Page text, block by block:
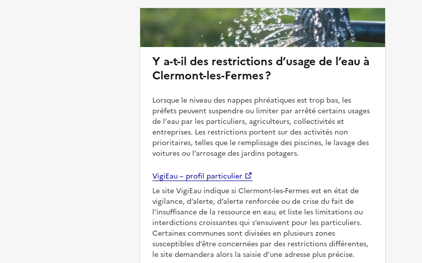
Y a-t-il des restrictions d’usage de l’eau à
Clermont-les-Fermes ?
Lorsque le niveau des nappes phréatiques est trop bas, les
préfets peuvent suspendre ou limiter par arrêté certains usages
de l'eau par les particuliers, agriculteurs, collectivités et
entreprises. Les restrictions portent sur des activités non
prioritaires, telles que le remplissage des piscines, le lavage des
voitures ou l’arrosage des jardins potagers.
VigiEau – profil particulier
Le site VigiEau indique si Clermont-les-Fermes est en état de
vigilance, d’alerte, d’alerte renforcée ou de crise du fait de
l’insuffisance de la ressource en eau, et liste les limitations ou
interdictions croissantes qui s’ensuivent pour les particuliers.
Certaines communes sont divisées en plusieurs zones
susceptibles d’être concernées par des restrictions différentes,
le site demandera alors la saisie d’une adresse plus précise.